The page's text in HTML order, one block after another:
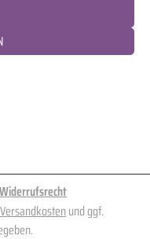
Widerrufsrecht
Versandkostenund ggf.